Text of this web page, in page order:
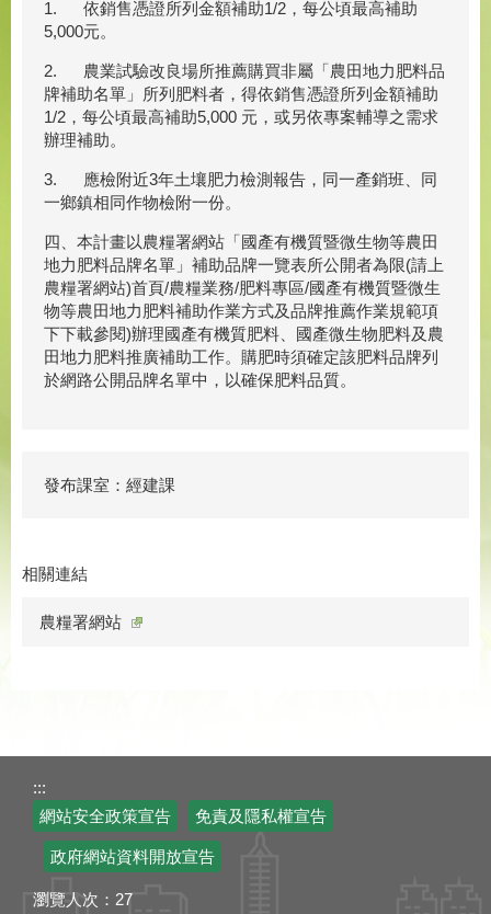
1. 依銷售憑證所列金額補助1/2，每公頃最高補助
5,000元。
2. 農業試驗改良場所推薦購買非屬「農田地力肥料品
牌補助名單」所列肥料者，得依銷售憑證所列金額補助
1/2，每公頃最高補助5,000 元，或另依專案輔導之需求
辦理補助。
3. 應檢附近3年土壤肥力檢測報告，同一產銷班、同
一鄉鎮相同作物檢附一份。
四、本計畫以農糧署網站「國產有機質暨微生物等農田
地力肥料品牌名單」補助品牌一覽表所公開者為限(請上
農糧署網站)首頁/農糧業務/肥料專區/國產有機質暨微生
物等農田地力肥料補助作業方式及品牌推薦作業規範項
下下載參閱)辦理國產有機質肥料、國產微生物肥料及農
田地力肥料推廣補助工作。購肥時須確定該肥料品牌列
於網路公開品牌名單中，以確保肥料品質。
發布課室：經建課
相關連結
農糧署網站
:::
網站安全政策宣告
免責及隱私權宣告
政府網站資料開放宣告
瀏覽人次： 27